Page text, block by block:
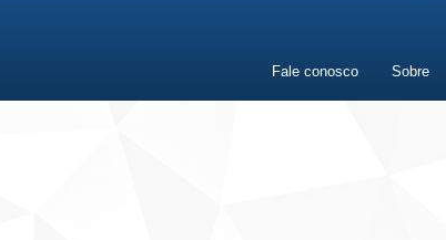
Fale conosco Sobre